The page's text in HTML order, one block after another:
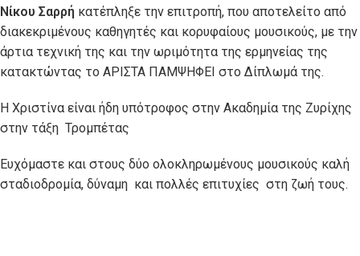
Νίκου Σαρρή κατέπληξε την επιτροπή, που αποτελείτο από
διακεκριμένους καθηγητές και κορυφαίους μουσικούς, με την
άρτια τεχνική της και την ωριμότητα της ερμηνείας της
κατακτώντας το ΑΡΙΣΤΑ ΠΑΜΨΗΦΕΙ στο Δίπλωμά της.
Η Χριστίνα είναι ήδη υπότροφος στην Ακαδημία της Ζυρίχης
στην τάξη Τρομπέτας
Ευχόμαστε και στους δύο ολοκληρωμένους μουσικούς καλή
σταδιοδρομία, δύναμη και πολλές επιτυχίες στη ζωή τους.